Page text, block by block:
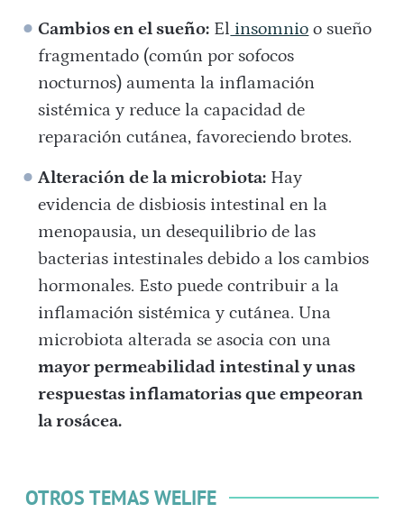
Cambios en el sueño: El insomnio o sueño
fragmentado (común por sofocos
nocturnos) aumenta la inflamación
sistémica y reduce la capacidad de
reparación cutánea, favoreciendo brotes.
Alteración de la microbiota: Hay
evidencia de disbiosis intestinal en la
menopausia, un desequilibrio de las
bacterias intestinales debido a los cambios
hormonales. Esto puede contribuir a la
inflamación sistémica y cutánea. Una
microbiota alterada se asocia con una
mayor permeabilidad intestinal y unas
respuestas inflamatorias que empeoran
la rosácea.
OTROS TEMAS WELIFE